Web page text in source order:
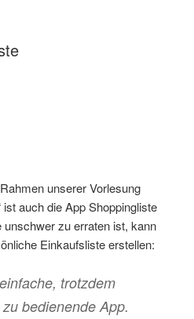
unserer Vorlesung
ist auch die App Shoppingliste
zu erraten ist, kann
Einkaufsliste erstellen:
trotzdem
bedienende App.